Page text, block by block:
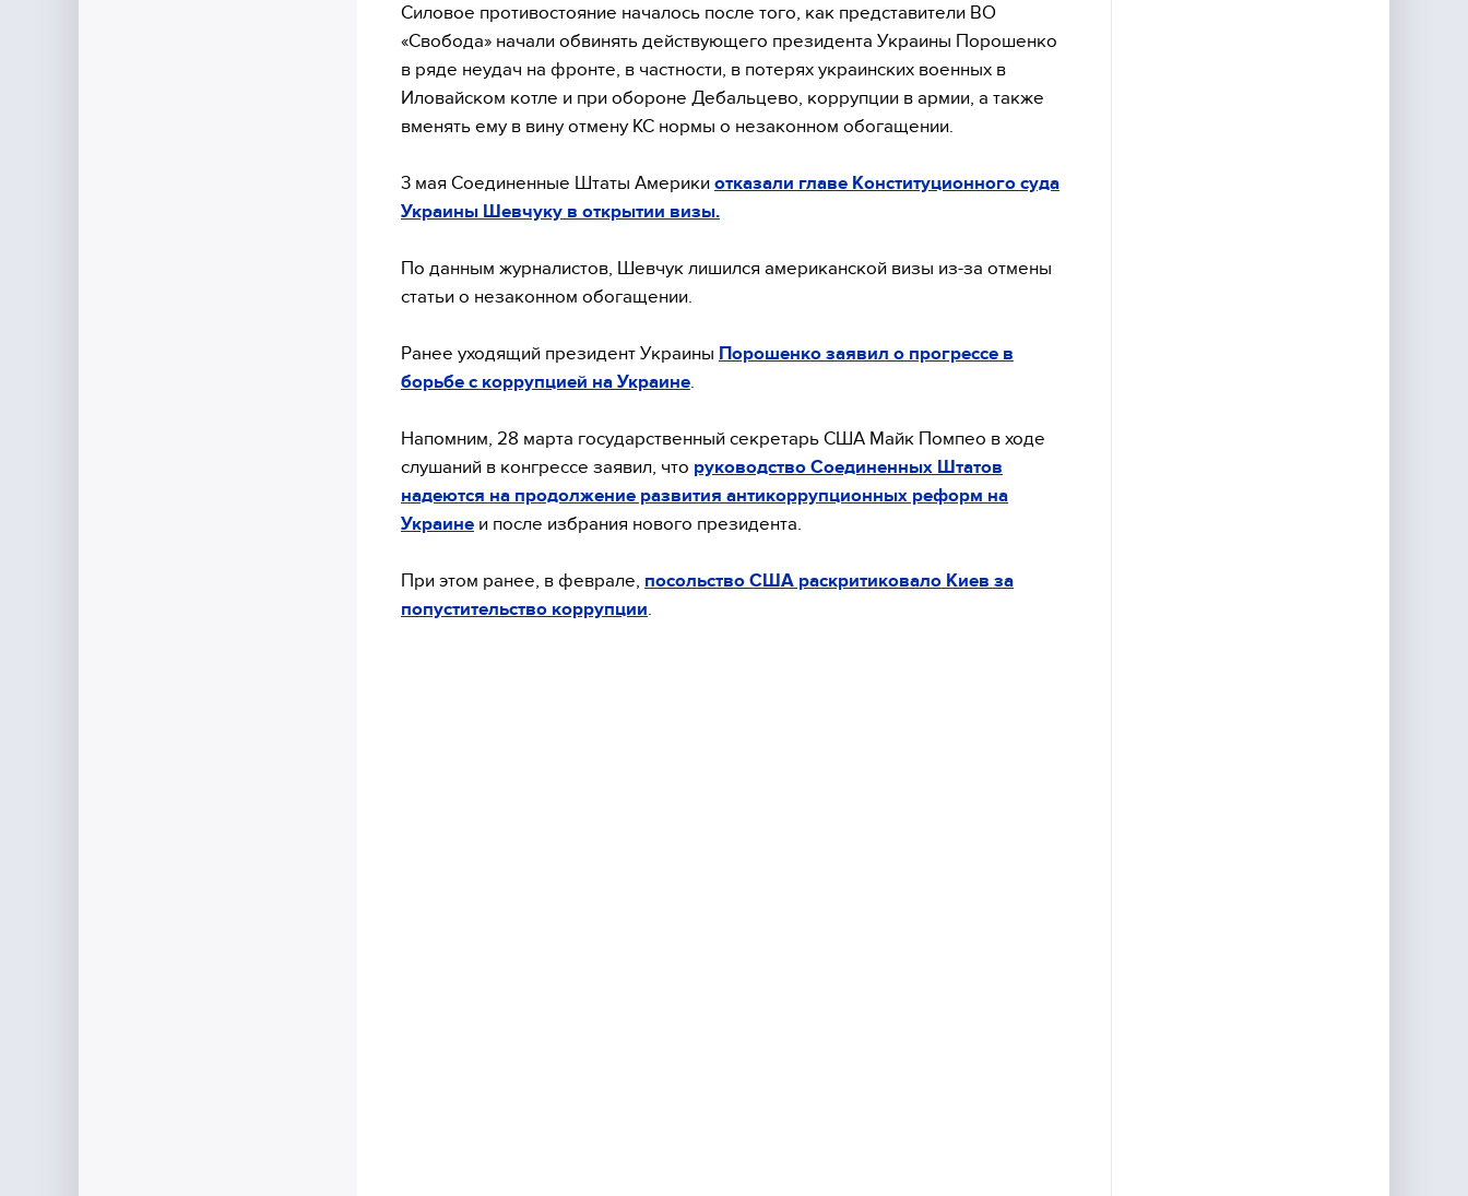
Силовое противостояние началось после того, как представители ВО
«Свобода» начали обвинять действующего президента Украины Порошенко
в ряде неудач на фронте, в частности, в потерях украинских военных в
Иловайском котле и при обороне Дебальцево, коррупции в армии, а также
вменять ему в вину отмену КС нормы о незаконном обогащении.
3 мая Соединенные Штаты Америки отказали главе Конституционного суда
Украины Шевчуку в открытии визы.
По данным журналистов, Шевчук лишился американской визы из-за отмены
статьи о незаконном обогащении.
Ранее уходящий президент Украины Порошенко заявил о прогрессе в
борьбе с коррупцией на Украине
Напомним, 28 марта государственный секретарь США Майк Помпео в ходе
слушаний в конгрессе заявил, что руководство Соединенных Штатов
надеются на продолжение развития антикоррупционных реформ на
Украине и после избрания нового президента.
При этом ранее, в феврале, посольство США раскритиковало Киев за
попустительство коррупции